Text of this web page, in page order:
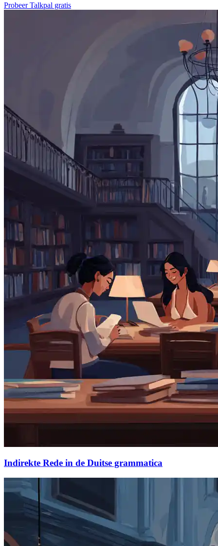
Probeer Talkpal gratis
Indirekte Rede in de Duitse grammatica